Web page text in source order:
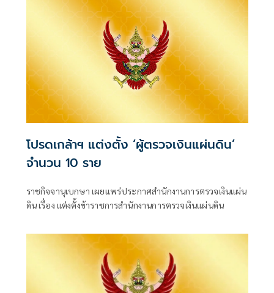
โปรดเกล้าฯ แต่งตั้ง ‘ผู้ตรวจเงินแผ่นดิน’
จำนวน 10 ราย
ราชกิจจานุเบกษา เผยแพร่ประกาศสำนักงานการตรวจเงินแผ่น
ดิน เรื่อง แต่งตั้งข้าราชการสำนักงานการตรวจเงินแผ่นดิน